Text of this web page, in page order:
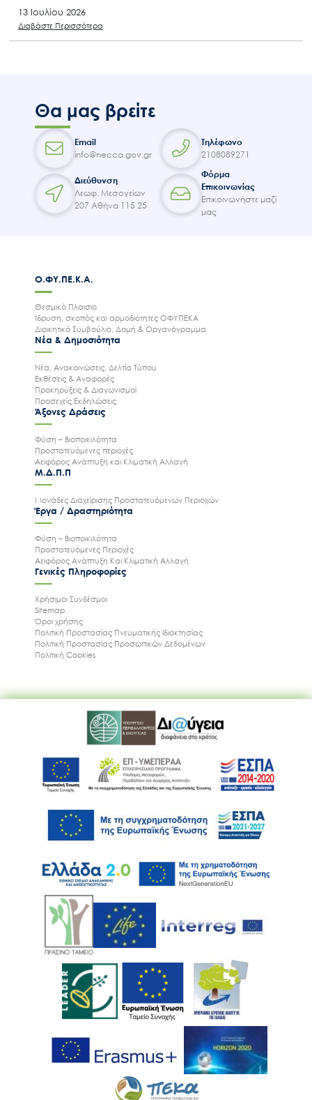
Ακολουθήστε μας
13 Ιουλίου 2026
Διαβάστε Περισσότερα
Θα μας βρείτε
Email
info@necca.gov.gr
Τηλέφωνο
2108089271
Διεύθυνση
Λεωφ. Μεσογείων
207 Αθήνα 115 25
Φόρμα
Επικοινωνίας
Επικοινωνήστε μαζί
μας
Ο.ΦΥ.ΠΕ.Κ.Α.
Θεσμικό Πλαισιο
Ίδρυση, σκοπός και αρμοδιότητες ΟΦΥΠΕΚΑ
Διοικητικό Συμβούλιο, Δομή & Οργανόγραμμα
Νέα & Δημοσιότητα
Νέα, Ανακοινώσεις, Δελτία Τύπου
Εκθέσεις & Αναφορές
Προκηρύξεις & Διαγωνισμοί
Προσεχείς Εκδηλώσεις
Άξονες Δράσεις
Φύση – Βιοποικιλότητα
Προστατευόμενες περιοχές
Αειφόρος Ανάπτυξη και Κλιματική Αλλαγή
Μ.Δ.Π.Π
Μονάδες Διαχείρισης Προστατευόμενων Περιοχών
Έργα / Δραστηριότητα
Φύση – Βιοποικιλότητα
Προστατευόμενες Περιοχές
Αειφόρος Ανάπτυξη Και Κλιματική Αλλαγή
Γενικές Πληροφορίες
Χρήσιμοι Συνδέσμοι
Sitemap
Όροι χρήσης
Πολιτική Προστασίας Πνευματικής Ιδιοκτησίας
Πολιτική Προστασίας Προσωπικών Δεδομένων
Πολιτική Cookies